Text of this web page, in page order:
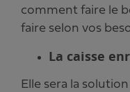
comment faire le
faire selon vos
La caisse
Elle sera la